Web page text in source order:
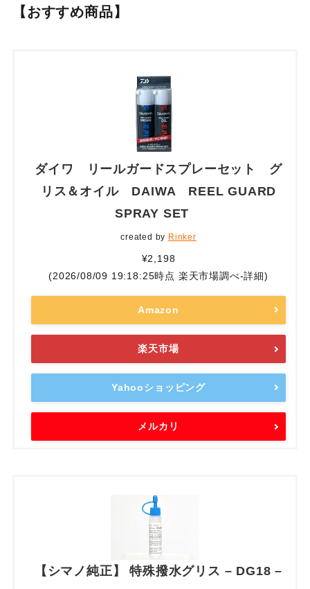
【おすすめ商品】
ダイワ リールガードスプレーセット グ
リス＆オイル DAIWA REEL GUARD
SPRAY SET
created by Rinker
¥2,198
(2026/08/09 19:18:25時点 楽天市場調べ-詳細)
Amazon
楽天市場
Yahooショッピング
メルカリ
【シマノ純正】 特殊撥水グリス – DG18 –